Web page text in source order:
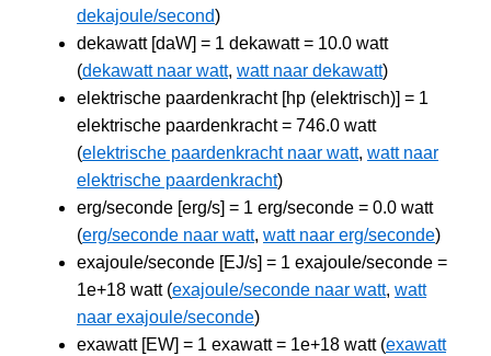
dekajoule/second)
dekawatt [daW] = 1 dekawatt = 10.0 watt
(dekawatt naar watt, watt naar dekawatt)
elektrische paardenkracht [hp (elektrisch)] = 1
elektrische paardenkracht = 746.0 watt
(elektrische paardenkracht naar watt, watt naar
elektrische paardenkracht)
erg/seconde [erg/s] = 1 erg/seconde = 0.0 watt
(erg/seconde naar watt, watt naar erg/seconde)
exajoule/seconde [EJ/s] = 1 exajoule/seconde =
1e+18 watt (exajoule/seconde naar watt, watt
naar exajoule/seconde)
exawatt [EW] = 1 exawatt = 1e+18 watt (exawatt